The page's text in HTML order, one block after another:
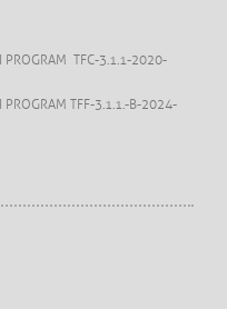
PROGRAM TFC-3.1.1-2020-
PROGRAM TFF-3.1.1.-B-2024-